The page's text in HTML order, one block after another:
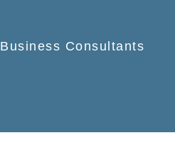
Consultants